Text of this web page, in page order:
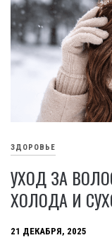
ЗДОРОВЬЕ
УХОД ЗА
ХОЛОДА И
21 ДЕКАБРЯ, 2025